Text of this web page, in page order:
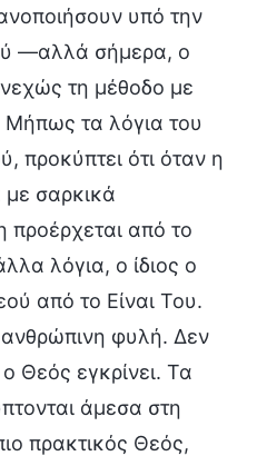
υπό την
—αλλά σήμερα, ο
τη μέθοδο με
Μήπως τα λόγια του
προκύπτει ότι όταν η
σαρκικά
από το
λόγια, ο ίδιος ο
από το Είναι Του.
φυλή. Δεν
Θεός εγκρίνει. Τα
άμεσα στη
πρακτικός Θεός,